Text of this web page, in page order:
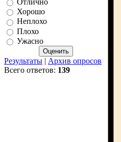
Отлично
Хорошо
Неплохо
Плохо
Ужасно
Результаты | Архив опросов
Всего ответов: 139